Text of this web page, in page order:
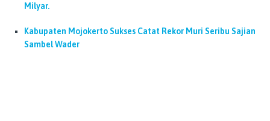
Milyar.
Kabupaten Mojokerto Sukses Catat Rekor Muri Seribu Sajian
Sambel Wader